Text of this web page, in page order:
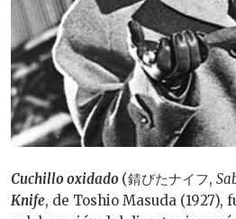
Cuchillo oxidado (錆びたナイフ,
Knife, de Toshio Masuda (1927), f